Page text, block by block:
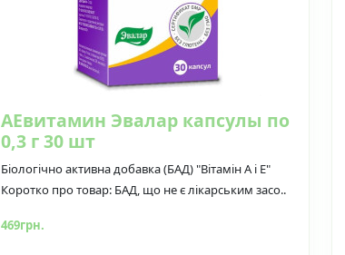
АЕвитамин Эвалар капсулы по
0,3 г 30 шт
Біологічно активна добавка (БАД) "Вітамін А і Е"
Коротко про товар: БАД, що не є лікарським засо..
469грн.